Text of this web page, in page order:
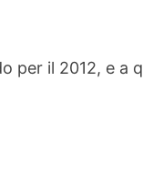
per il 2012, e